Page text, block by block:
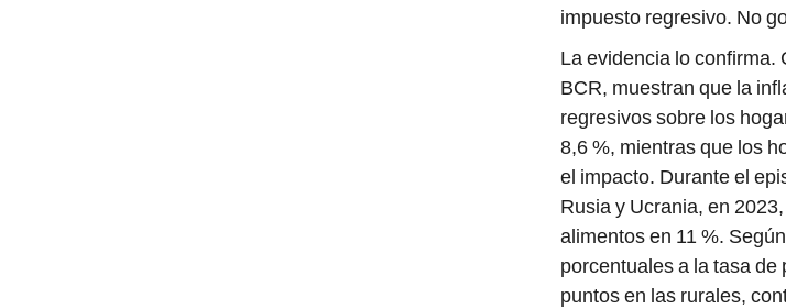
impuesto regresivo. No
La evidencia lo confirma.
BCR, muestran que la
regresivos sobre los
8,6 %, mientras que los
el impacto. Durante el
Rusia y Ucrania, en
alimentos en 11 %.
porcentuales a la tasa
puntos en las rurales,